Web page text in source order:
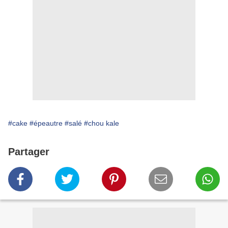
#cake #épeautre #salé #chou kale
Partager